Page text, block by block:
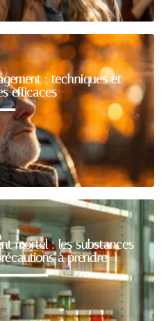
: techniques et
efficaces
mortel : les substances
à prendre